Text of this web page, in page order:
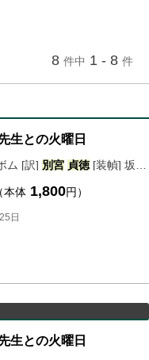
8 件中 1 - 8 件
生との火曜日
ム [訳] 別宮 貞徳 [装幀] 坂川栄治＋鳴田小夜子（坂川事務所） [外函装画] 秋山 花
本体 1,800円）
日
生との火曜日